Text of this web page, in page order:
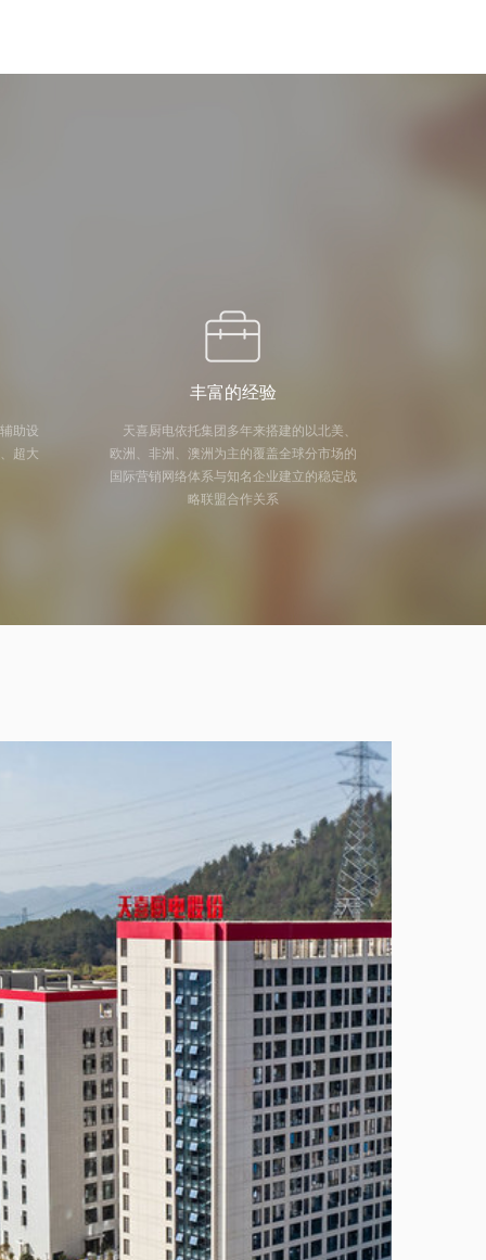
助设
超大
丰富的经验
天喜厨电依托集团多年来搭建的以北美、
欧洲、非洲、澳洲为主的覆盖全球分市场的
国际营销网络体系与知名企业建立的稳定战
略联盟合作关系